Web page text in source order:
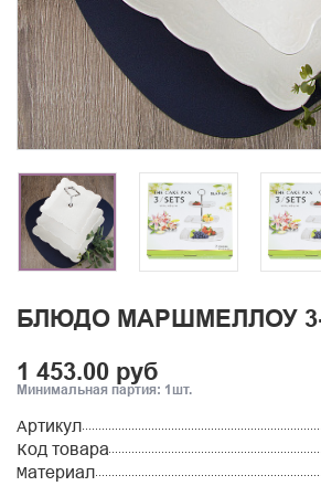
БЛЮДО МАРШМЕЛЛОУ
1 453.00 руб
Минимальная партия: 1шт.
Артикул
Код товара
Материал